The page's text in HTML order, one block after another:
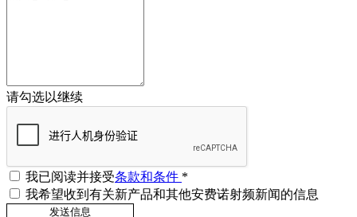
请勾选以继续
我已阅读并接受条款和条件 *
我希望收到有关新产品和其他安费诺射频新闻的信息